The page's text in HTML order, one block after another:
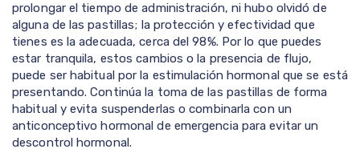
prolongar el tiempo de administración, ni hubo olvidó de
alguna de las pastillas; la protección y efectividad que
tienes es la adecuada, cerca del 98%. Por lo que puedes
estar tranquila, estos cambios o la presencia de flujo,
puede ser habitual por la estimulación hormonal que se está
presentando. Continúa la toma de las pastillas de forma
habitual y evita suspenderlas o combinarla con un
anticonceptivo hormonal de emergencia para evitar un
descontrol hormonal.